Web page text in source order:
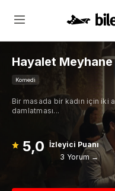
Hayalet Meyhane
Komedi
Bir masada bir kadın için iki
damlatması...
5,0 İzleyici Puanı
3 Yorum →